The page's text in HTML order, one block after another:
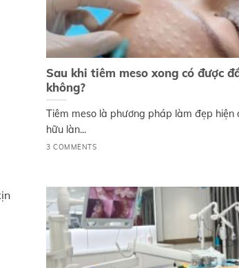
Sau khi tiêm meso xong có được
không?
Tiêm meso là phương pháp làm đẹp hiện
hữu làn...
3 COMMENTS